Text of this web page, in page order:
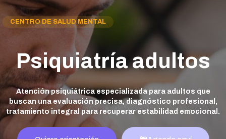
CENTRO DE SALUD MENTAL
Psiquiatría adultos
Atención psiquiátrica especializada para adultos que
buscan una evaluación precisa, diagnóstico profesional,
tratamiento integral para recuperar estabilidad emocional.